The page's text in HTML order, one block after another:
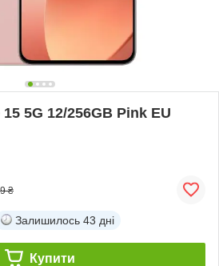
5G 12/256GB Pink EU
₴
Залишилось 43 дні
Купити